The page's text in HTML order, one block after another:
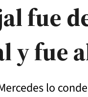
fue
y fue
lo